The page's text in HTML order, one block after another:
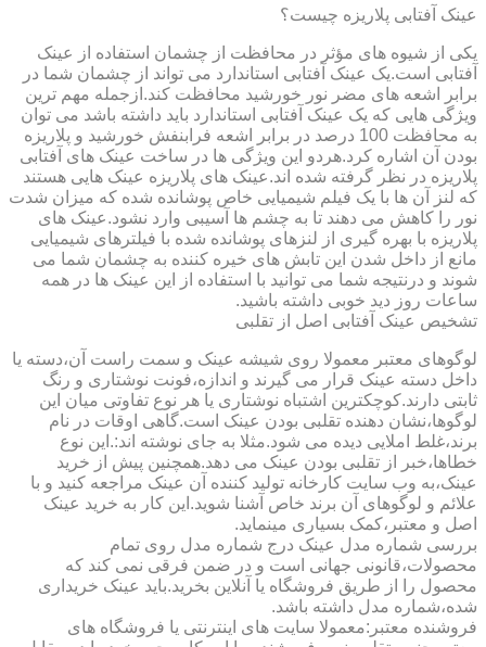
عینک آفتابی پلاریزه چیست؟
یکی از شیوه های مؤثر در محافظت از چشمان استفاده از عینک
آفتابی است.یک عینک آفتابی استاندارد می تواند از چشمان شما در
برابر اشعه های مضر نور خورشید محافظت کند.ازجمله مهم ترین
ویژگی هایی که یک عینک آفتابی استاندارد باید داشته باشد می توان
به محافظت 100 درصد در برابر اشعه فرابنفش خورشید و پلاریزه
بودن آن اشاره کرد.هردو این ویژگی ها در ساخت عینک های آفتابی
پلاریزه در نظر گرفته شده اند.عینک های پلاریزه عینک هایی هستند
که لنز آن ها با یک فیلم شیمیایی خاص پوشانده شده که میزان شدت
نور را کاهش می دهند تا به چشم ها آسیبی وارد نشود.عینک های
پلاریزه با بهره گیری از لنزهای پوشانده شده با فیلترهای شیمیایی
مانع از داخل شدن این تابش های خیره کننده به چشمان شما می
شوند و درنتیجه شما می توانید با استفاده از این عینک ها در همه
ساعات روز دید خوبی داشته باشید.
تشخیص عینک آفتابی اصل از تقلبی
لوگوهای معتبر معمولا روی شیشه عینک و سمت راست آن،دسته یا
داخل دسته عینک قرار می گیرند و اندازه،فونت نوشتاری و رنگ
ثابتی دارند.کوچکترین اشتباه نوشتاری یا هر نوع تفاوتی میان این
لوگوها،نشان دهنده تقلبی بودن عینک است.گاهی اوقات در نام
برند،غلط املایی دیده می شود.مثلا به جای نوشته اند:.این نوع
خطاها،خبر از تقلبی بودن عینک می دهد.همچنین پیش از خرید
عینک،به وب سایت کارخانه تولید کننده آن عینک مراجعه کنید و با
علائم و لوگوهای آن برند خاص آشنا شوید.این کار به خرید عینک
اصل و معتبر،کمک بسیاری مینماید.
بررسی شماره مدل عینک درج شماره مدل روی تمام
محصولات،قانونی جهانی است و در ضمن فرقی نمی کند که
محصول را از طریق فروشگاه یا آنلاین بخرید.باید عینک خریداری
شده،شماره مدل داشته باشد.
فروشنده معتبر:معمولا سایت های اینترنتی یا فروشگاه های